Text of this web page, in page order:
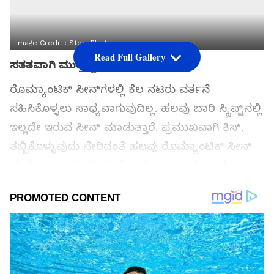
Image Credit : StockPhoto
ಸತತವಾಗಿ ಮುತ್ತಿಟ್ಟ ನಟ
ರೊಮ್ಯಾಂಟಿಕ್ ಸೀನ್‌ಗಳಲ್ಲಿ ಕೆಲ ನಟರು ವರ್ತನೆ
ಸಹಿಸಿಕೊಳ್ಳಲು ಸಾಧ್ಯವಾಗುವುದಿಲ್ಲ. ಹಲವು ಬಾರಿ ಸ್ಕ್ರಿಪ್ಟ್‌ನಲ್ಲಿ
ಇಲ್ಲದೇ ಇರುವ ಸೀನ್ ಮಾಡುತ್ತಾರೆ. ಪ್ರಮುಖವಾಗಿ ಕಿಸ್,
ತಬ್ಬಿಕೊಳ್ಳುವುದು ಸೇರಿದಂತೆ ಹಲವು ರೊಮ್ಯಾಂಟಿಕ್ ಸೀನ್
ಹೇಳಿದ್ದಾರೆ. ಇದೇ ವೇಳೆ ಸಹ ನಟ ತನ್ನ ಮೇಲೆ ಸತತವಾಗಿ
ಮುತ್ತಿಟ್ಟ ಘಟನೆಯೊಂದನ್ನು ಬಹಿರಂಗಪಡಿಸಿದ್ದಾರೆ.
ಸಮಗ್ರ ಸುದ್ದಿ ಮೂಲವನ್ನಾಗಿ asianet suvarna news ಅನ್ನು
ಆಯ್ಕೆ ಮಾಡಿಕೊಳ್ಳಿ
Read Full Gallery